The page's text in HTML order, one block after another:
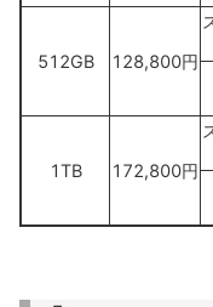
512GB 128,800円
1TB 172,800円